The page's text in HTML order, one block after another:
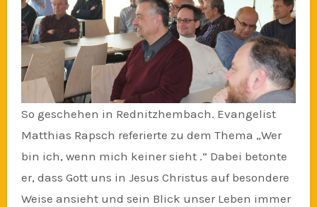
So geschehen in Rednitzhembach. Evangelist
Matthias Rapsch referierte zu dem Thema „Wer
bin ich, wenn mich keiner sieht .“ Dabei betonte
er, dass Gott uns in Jesus Christus auf besondere
Weise ansieht und sein Blick unser Leben immer